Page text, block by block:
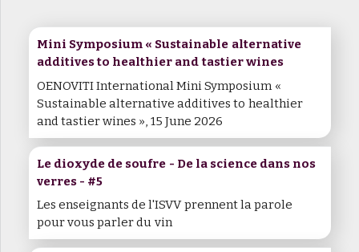
Mini Symposium « Sustainable alternative
additives to healthier and tastier wines
OENOVITI International Mini Symposium «
Sustainable alternative additives to healthier
and tastier wines », 15 June 2026
Le dioxyde de soufre - De la science dans nos
verres - #5
Les enseignants de l'ISVV prennent la parole
pour vous parler du vin